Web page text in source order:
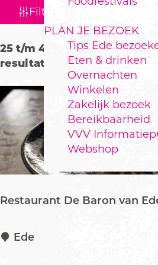
PLAN JE BEZOEK
Tips Ede
Eten & drinken
Overnachten
Winkelen
Zakelijk bezoek
Bereikbaarheid
VVV
Webshop
a
t
z
o
e
k
j
e
Filter
o
t
e
r
o
p
:
25 t/m 48 van 107
resultaten
S
o
t
e
e
r
o
p
:
Restaurant De Baron van
R Ede